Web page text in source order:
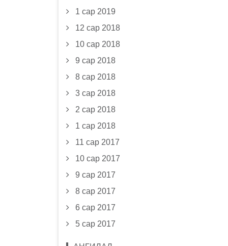
1 сар 2019
12 сар 2018
10 сар 2018
9 сар 2018
8 сар 2018
3 сар 2018
2 сар 2018
1 сар 2018
11 сар 2017
10 сар 2017
9 сар 2017
8 сар 2017
6 сар 2017
5 сар 2017